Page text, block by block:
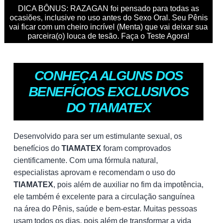
DICA BÔNUS: RAZAGAN foi pensado para todas as
ocasiões, inclusive no uso antes do Sexo Oral. Seu Pênis
vai ficar com um cheiro incrível (Menta) que vai deixar sua
parceira(o) louca de tesão. Faça o Teste Agora!
CONHEÇA ALGUNS DOS
BENEFÍCIOS EXCLUSIVOS
DO TIAMATEX
Desenvolvido para ser um estimulante sexual, os
benefícios do TIAMATEX foram comprovados
cientificamente. Com uma fórmula natural,
especialistas aprovam e recomendam o uso do
TIAMATEX, pois além de auxiliar no fim da impotência,
ele também é excelente para a circulação sanguínea
na área do Pênis, saúde e bem-estar. Muitas pessoas
usam todos os dias, pois além de transformar a vida